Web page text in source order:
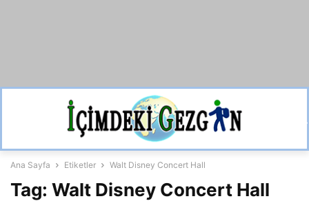
Ana Sayfa Etiketler Walt Disney Concert Hall
Tag: Walt Disney Concert Hall